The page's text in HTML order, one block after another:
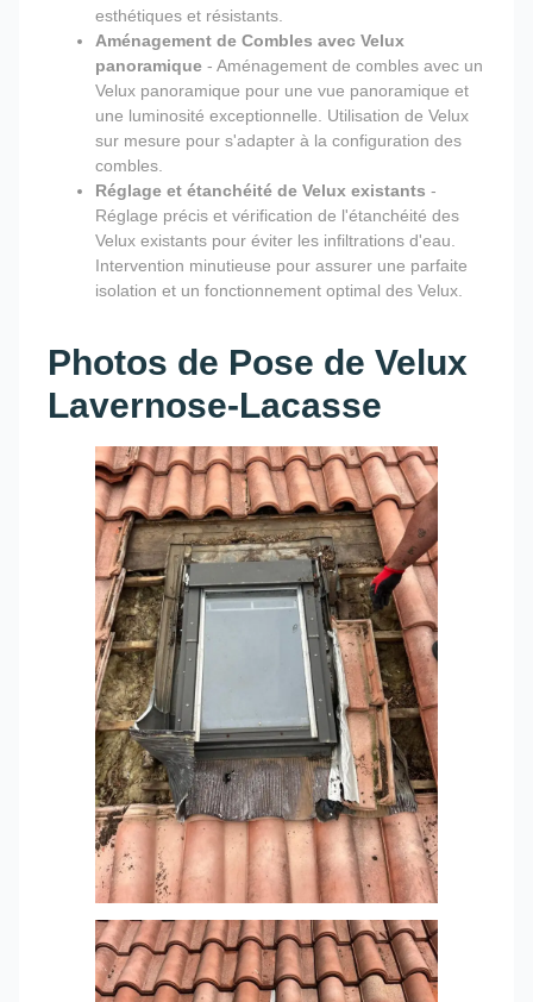
esthétiques et résistants.
Aménagement de Combles avec Velux
panoramique - Aménagement de combles avec un
Velux panoramique pour une vue panoramique et
une luminosité exceptionnelle. Utilisation de Velux
sur mesure pour s'adapter à la configuration des
combles.
Réglage et étanchéité de Velux existants -
Réglage précis et vérification de l'étanchéité des
Velux existants pour éviter les infiltrations d'eau.
Intervention minutieuse pour assurer une parfaite
isolation et un fonctionnement optimal des Velux.
Photos de Pose de Velux
Lavernose-Lacasse